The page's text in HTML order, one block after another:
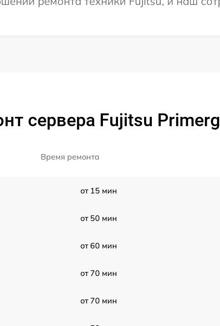
сервера Fujitsu
Время ремонта
от 15 мин
от 50 мин
от 60 мин
от 70 мин
от 70 мин